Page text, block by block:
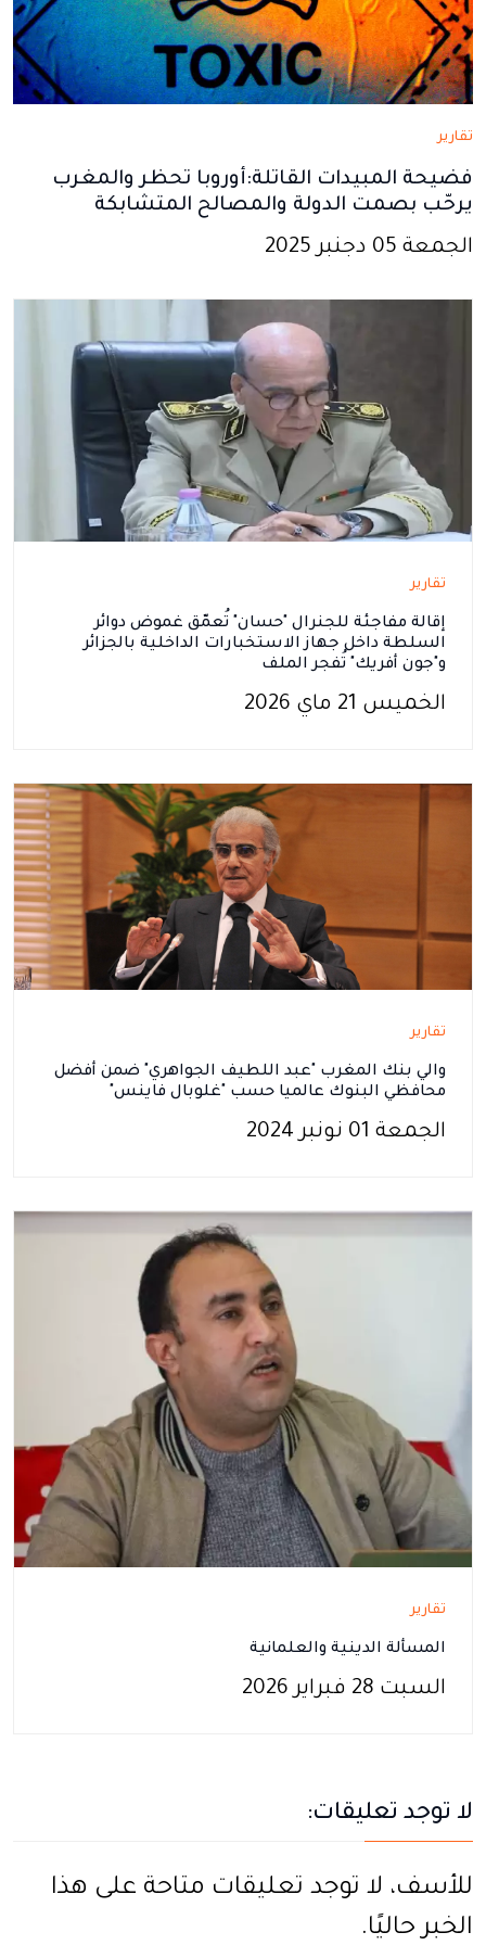
تقارير
فضيحة المبيدات القاتلة:أوروبا تحظر والمغرب
يرحّب بصمت الدولة والمصالح المتشابكة
الجمعة 05 دجنبر 2025
تقارير
إقالة مفاجئة للجنرال "حسان" تُعمّق غموض دوائر
السلطة داخل جهاز الاستخبارات الداخلية بالجزائر
و"جون أفريك" تُفجر الملف
الخميس 21 ماي 2026
تقارير
والي بنك المغرب "عبد اللطيف الجواهري" ضمن أفضل
محافظي البنوك عالميا حسب "غلوبال فاينس"
الجمعة 01 نونبر 2024
تقارير
المسألة الدينية والعلمانية
السبت 28 فبراير 2026
لا توجد تعليقات:
للأسف، لا توجد تعليقات متاحة على هذا
الخبر حاليًا.